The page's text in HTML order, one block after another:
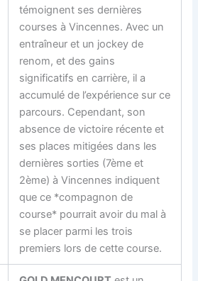
témoignent ses dernières
courses à Vincennes. Avec un
entraîneur et un jockey de
renom, et des gains
significatifs en carrière, il a
accumulé de l’expérience sur ce
parcours. Cependant, son
absence de victoire récente et
ses places mitigées dans les
dernières sorties (7ème et
2ème) à Vincennes indiquent
que ce *compagnon de
course* pourrait avoir du mal à
se placer parmi les trois
premiers lors de cette course.